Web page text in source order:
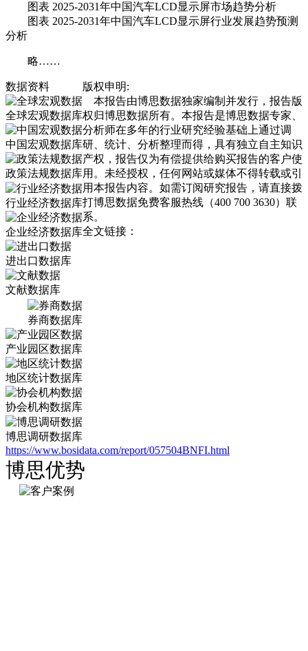
图表 2025-2031年中国汽车LCD显示屏市场趋势分析
图表 2025-2031年中国汽车LCD显示屏行业发展趋势预测
分析
略……
数据资料
全球宏观数据库
中国宏观数据库
政策法规数据库
行业经济数据库
企业经济数据库
进出口数据库
文献数据库
券商数据库
产业园区数据库
地区统计数据库
协会机构数据库
博思调研数据库
版权申明:
本报告由博思数据独家编制并发行，报告版
权归博思数据所有。本报告是博思数据专家、
分析师在多年的行业研究经验基础上通过调
研、统计、分析整理而得，具有独立自主知识
产权，报告仅为有偿提供给购买报告的客户使
用。未经授权，任何网站或媒体不得转载或引
用本报告内容。如需订阅研究报告，请直接拨
打博思数据免费客服热线（400 700 3630）联
系。
全文链接：
https://www.bosidata.com/report/057504BNFI.html
博思优势